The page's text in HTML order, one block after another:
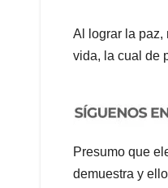
Al lograr la paz,
vida, la cual de
Presumo que
demuestra y